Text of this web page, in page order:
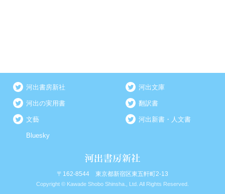
河出書房新社 河出文庫
河出の実用書 翻訳書
文藝 河出新書・人文書
Bluesky
〒162-8544 東京都新宿区東五軒町2-13
Copyright © Kawade Shobo Shinsha., Ltd. All Rights Reserved.